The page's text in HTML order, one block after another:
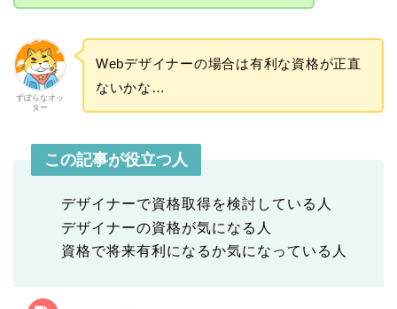
ずぼらなオッ
ター
Webデザイナーの場合は有利な資格が正直
ないかな…
この記事が役立つ人
デザイナーで資格取得を検討している人
デザイナーの資格が気になる人
資格で将来有利になるか気になっている人